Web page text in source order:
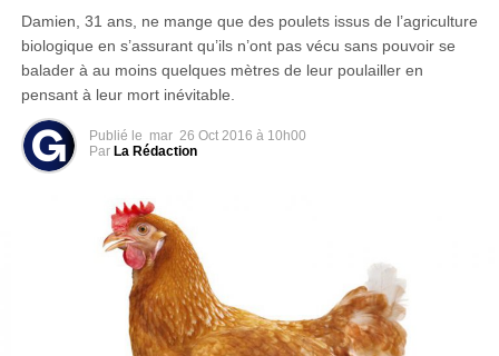
Damien, 31 ans, ne mange que des poulets issus de l’agriculture
biologique en s’assurant qu’ils n’ont pas vécu sans pouvoir se
balader à au moins quelques mètres de leur poulailler en
pensant à leur mort inévitable.
Publié le mar 26 Oct 2016 à 10h00
Par La Rédaction